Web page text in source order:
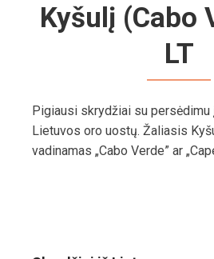
Kyšulį (Cabo
LT
Pigiausi skrydžiai su
Lietuvos oro uostų. Žaliasis
vadinamas „Cabo Verde” ar